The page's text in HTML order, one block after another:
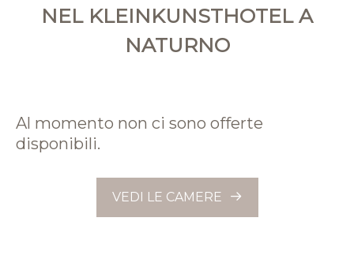
NEL KLEINKUNSTHOTEL A
NATURNO
Al momento non ci sono offerte
disponibili.
VEDI LE CAMERE